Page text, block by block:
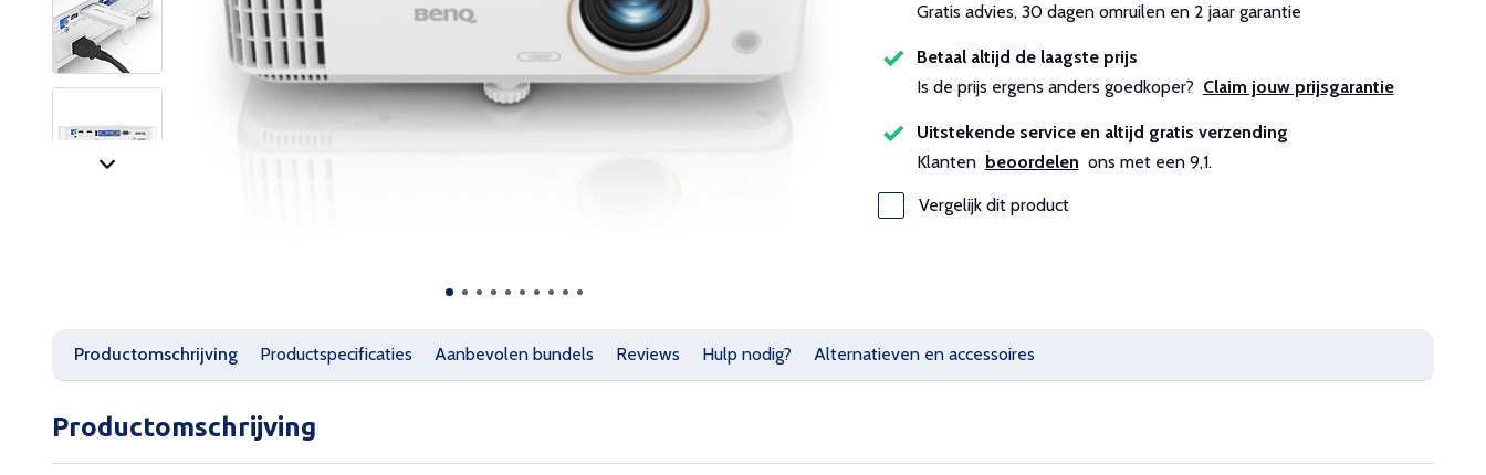
Gratis advies, 30 dagen omruilen en 2 jaar garantie
Betaal altijd de laagste prijs
Is de prijs ergens anders goedkoper? Claim jouw prijsgarantie
Uitstekende service en altijd gratis verzending
Klanten beoordelen ons met een 9,1.
Vergelijk dit product
Productomschrijving Productspecificaties Aanbevolen bundels Reviews Hulp nodig? Alternatieven en accessoires
Productomschrijving